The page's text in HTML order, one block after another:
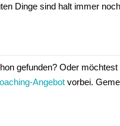
Dinge sind halt immer
gefunden? Oder
Angebot vorbei.